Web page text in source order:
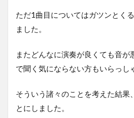
ただ1曲目についてはガツンとく
ました。
またどんなに演奏が良くても音が
で聞く気にならない方もいらっし
そういう諸々のことを考えた結果
とにしました。